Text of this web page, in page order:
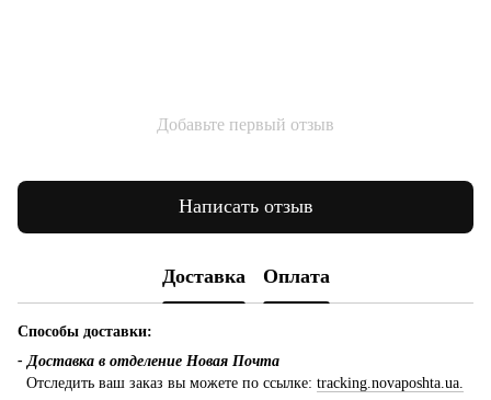
Добавьте первый отзыв
Написать отзыв
Доставка Оплата
Способы доставки:
- Доставка в отделение Новая Почта
Отследить ваш заказ вы можете по ссылке: tracking.novaposhta.ua.